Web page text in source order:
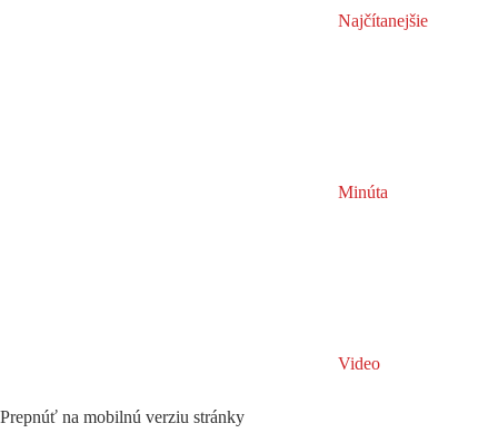
Najčítanejšie
Minúta
Video
Prepnúť na mobilnú verziu stránky